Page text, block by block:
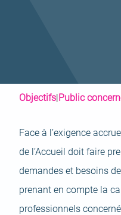
Objectifs|Public
Face à l’exigence
de l’Accueil doit faire
demandes et besoins
prenant en compte la
professionnels